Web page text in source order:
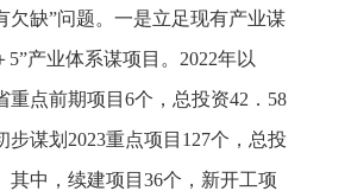
欠缺”问题。一是立足现有产业谋
5”产业体系谋项目。2022年以
重点前期项目6个，总投资42．58
步谋划2023重点项目127个，总投
其中，续建项目36个，新开工项